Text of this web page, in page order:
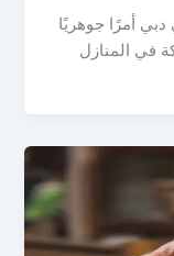
أمرًا جوهريًا
في المنازل